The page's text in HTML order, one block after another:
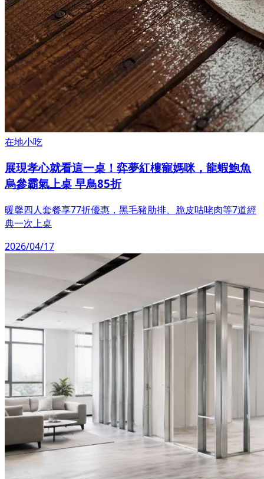
在地小吃
展現孝心就看這一桌！弈夢紅樓寵媽咪，龍蝦鮑魚
烏參霸氣上桌 早鳥85折
暖馨四人套餐享77折優惠，黑毛豬肋排、脆皮咕咾肉等7道經
典一次上桌
2026/04/17